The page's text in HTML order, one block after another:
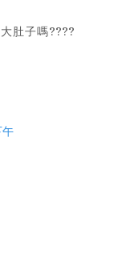
肚子嗎????